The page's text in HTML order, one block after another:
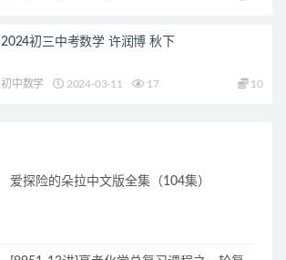
2024初三中考数学 许润博 秋下
初中数学 2024-03-11 17 10
爱探险的朵拉中文版全集（104集）